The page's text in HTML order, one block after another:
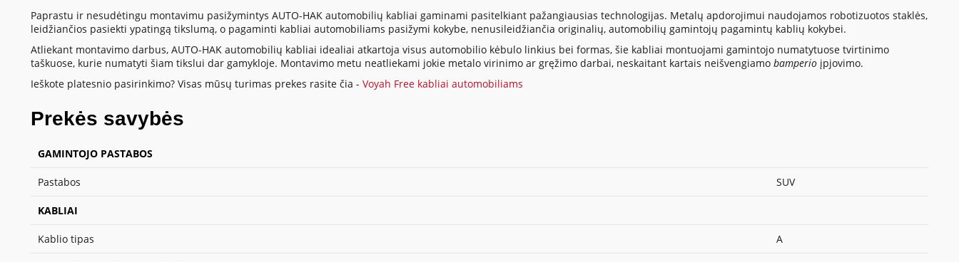
Paprastu ir nesudėtingu montavimu pasižymintys AUTO-HAK automobilių kabliai gaminami pasitelkiant pažangiausias technologijas. Metalų apdorojimui naudojamos robotizuotos staklės,
leidžiančios pasiekti ypatingą tikslumą, o pagaminti kabliai automobiliams pasižymi kokybe, nenusileidžiančia originalių, automobilių gamintojų pagamintų kablių kokybei.
Atliekant montavimo darbus, AUTO-HAK automobilių kabliai idealiai atkartoja visus automobilio kėbulo linkius bei formas, šie kabliai montuojami gamintojo numatytuose tvirtinimo
taškuose, kurie numatyti šiam tikslui dar gamykloje. Montavimo metu neatliekami jokie metalo virinimo ar gręžimo darbai, neskaitant kartais neišvengiamo bamperioįpjovimo.
Ieškote platesnio pasirinkimo? Visas mūsų turimas prekes rasite čia - Voyah Free kabliai automobiliams
Prekės savybės
GAMINTOJO PASTABOS
Pastabos SUV
KABLIAI
Kablio tipas A